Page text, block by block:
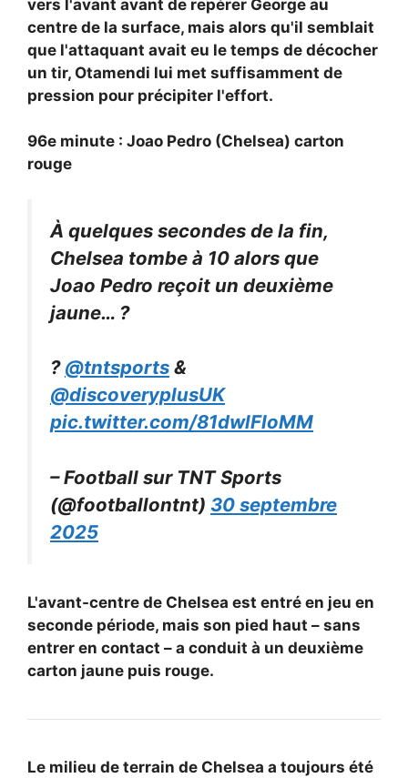
vers l'avant avant de repérer George au
centre de la surface, mais alors qu'il semblait
que l'attaquant avait eu le temps de décocher
un tir, Otamendi lui met suffisamment de
pression pour précipiter l'effort.
96e minute : Joao Pedro (Chelsea) carton
rouge
À quelques secondes de la fin,
Chelsea tombe à 10 alors que
Joao Pedro reçoit un deuxième
jaune… ?
? @tntsports &
@discoveryplusUK
pic.twitter.com/81dwlFIoMM
– Football sur TNT Sports
(@footballontnt) 30 septembre
2025
L'avant-centre de Chelsea est entré en jeu en
seconde période, mais son pied haut – sans
entrer en contact – a conduit à un deuxième
carton jaune puis rouge.
Le milieu de terrain de Chelsea a toujours été